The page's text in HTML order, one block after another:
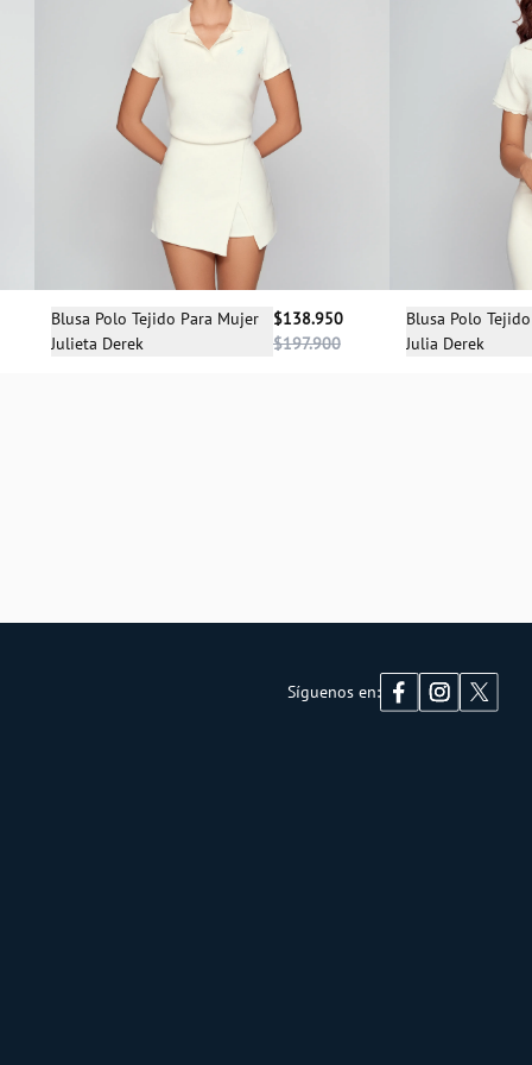
Selecciona una talla
Blusa Polo Tejido Para Mujer
Julieta Derek
$138.950
$197.900
Blusa Polo
Julia Derek
Síguenos en: